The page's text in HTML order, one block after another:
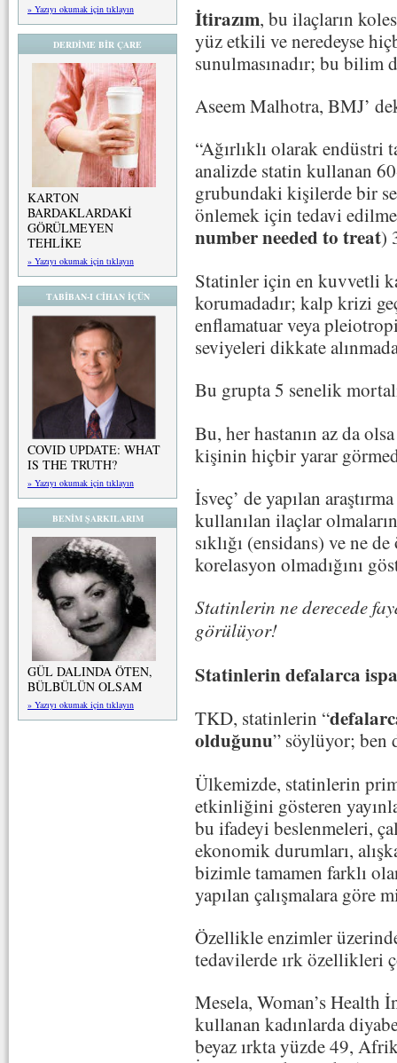
» Yazıyı okumak için tıklayın
DERDİME BİR ÇARE
KARTON
BARDAKLARDAKİ
GÖRÜLMEYEN
TEHLİKE
» Yazıyı okumak için tıklayın
TABİBAN-I CİHAN İÇÜN
COVID UPDATE: WHAT
IS THE TRUTH?
» Yazıyı okumak için tıklayın
BENİM ŞARKILARIM
GÜL DALINDA ÖTEN,
BÜLBÜLÜN OLSAM
» Yazıyı okumak için tıklayın
İtirazım, bu ilaçların
yüz etkili ve neredeyse
sunulmasınadır; bu bilim
Aseem Malhotra, BMJ’
“Ağırlıklı olarak endüstri
analizde statin kullanan
grubundaki kişilerde bir
önlemek için tedavi
number needed to treat)
Statinler için en kuvvetli
korumadadır; kalp krizi
enflamatuar veya
seviyeleri dikkate
Bu grupta 5 senelik
Bu, her hastanın az da
kişinin hiçbir yarar
İsveç’ de yapılan
kullanılan ilaçlar
sıklığı (ensidans) ve ne
korelasyon olmadığını
Statinlerin ne derecede
görülüyor!
Statinlerin defalarca
TKD, statinlerin “
olduğunu” söylüyor; ben
Ülkemizde, statinlerin
etkinliğini gösteren
bu ifadeyi beslenmeleri,
ekonomik durumları,
bizimle tamamen farklı
yapılan çalışmalara göre
Özellikle enzimler
tedavilerde ırk özellikleri
Mesela, Woman’s Health
kullanan kadınlarda
beyaz ırkta yüzde 49,